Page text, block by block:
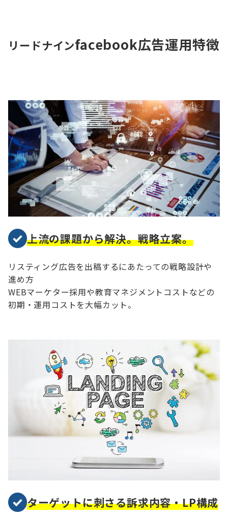
リードナインfacebook広告運用特徴
上流の課題から解決。戦略立案。
リスティング広告を出稿するにあたっての戦略設計や
進め方
WEBマーケター採用や教育マネジメントコストなどの
初期・運用コストを大幅カット。
ターゲットに刺さる訴求内容・LP構成